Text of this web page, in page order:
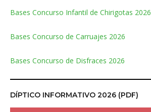
Bases Concurso Infantil de Chirigotas 2026
Bases Concurso de Carruajes 2026
Bases Concurso de Disfraces 2026
DÍPTICO INFORMATIVO 2026 (PDF)